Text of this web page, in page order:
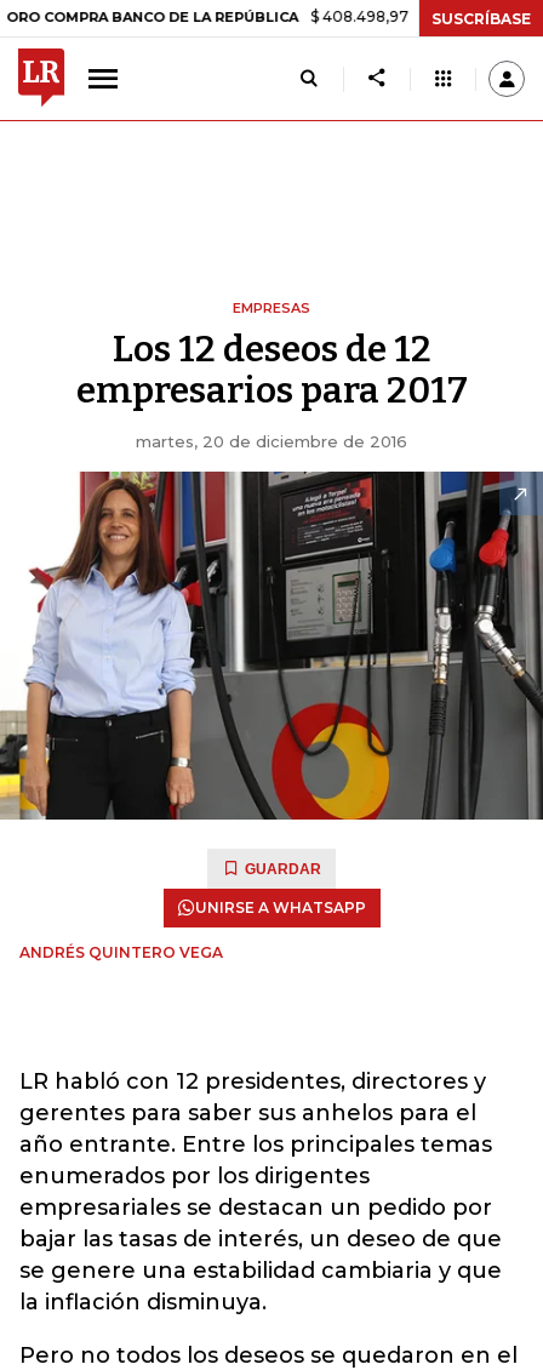
BANCO DE LA REPÚBLICA $ 408.498,97 +$ 8.753,81 +2,19%
SUSCRÍBASE
EMPRESAS
Los 12 deseos de 12
empresarios para 2017
martes, 20 de diciembre de 2016
GUARDAR
UNIRSE A WHATSAPP
ANDRÉS QUINTERO VEGA
LR habló con 12 presidentes, directores y
gerentes para saber sus anhelos para el
año entrante. Entre los principales temas
enumerados por los dirigentes
empresariales se destacan un pedido por
bajar las tasas de interés, un deseo de que
se genere una estabilidad cambiaria y que
la inflación disminuya.
Pero no todos los deseos se quedaron en el